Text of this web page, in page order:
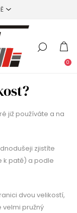
0
již používáte a na
zjistíte
k patě) a podle
dvou velikostí,
pružný